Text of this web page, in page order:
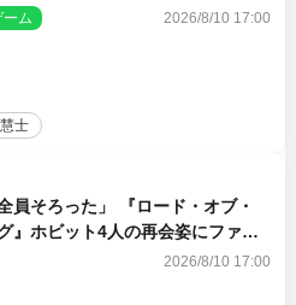
士ら
ーム 2026/8/10 17:00
士
員そろった」 『ロード・オブ・
』ホビット4人の再会姿にファン
2026/8/10 17:00